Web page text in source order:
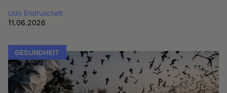
Udo Endruscheit
11.06.2026
GESUNDHEIT